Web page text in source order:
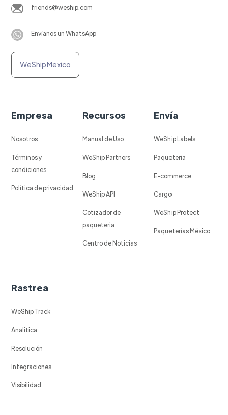
friends@weship.com
Envíanos un WhatsApp
WeShip Mexico
Empresa
Nosotros
Términos y
condiciones
Política de privacidad
Recursos
Manual de Uso
WeShip Partners
Blog
WeShip API
Cotizador de
paqueteria
Centro de Noticias
Envía
WeShip Labels
Paqueteria
E-commerce
Cargo
WeShip Protect
Paqueterías México
Rastrea
WeShip Track
Analitica
Resolución
Integraciones
Visibilidad